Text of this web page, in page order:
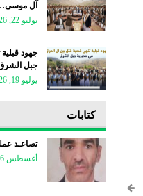
آل
يوليو 22, 2026
جهود
جبل
يوليو 19, 2026
كتابات
تصاعـد
أغسطس 6, 2026